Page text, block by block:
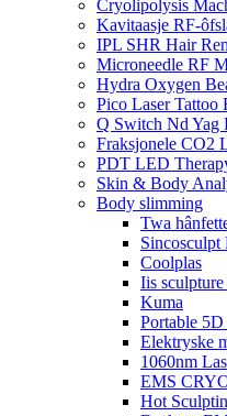
Cryolipolysis
Kavitaasje RF-
IPL SHR Hair
Microneedle RF
Hydra Oxygen
Pico Laser Tattoo
Q Switch Nd Yag
Fraksjonele CO2
PDT LED
Skin & Body
Body slimming
Twa
Sincosculpt
Coolplas
Iis
Kuma
Portable
Elektryske
1060nm
EMS
Hot